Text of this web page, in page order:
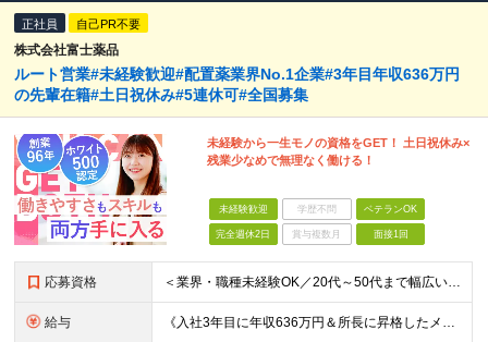
正社員 自己PR不要
株式会社富士薬品
ルート営業#未経験歓迎#配置薬業界No.1企業#3年目年収636万円
の先輩在籍#土日祝休み#5連休可#全国募集
未経験から一生モノの資格をGET！ 土日祝休み×
残業少なめで無理なく働ける！
未経験歓迎 学歴不問 ベテランOK
完全週休2日 賞与複数月 面接1回
応募資格 ＜業界・職種未経験OK／20代～50代まで幅広い年齢層が活躍中＞ ■普通自動車免許（AT限定可）をお持ちの方 └お客様先へ訪問するため、問題なく運転ができる方を想定しています。 ■高卒以上 ■60歳未
給与 《入社3年目に年収636万円＆所長に昇格したメンバーも！》 ◆月給245,796円～269,205円+営業実績手当+諸手当 ※試用期間3ヶ月(待遇同一) ※固定残業代(22.5時間分/35,796円～